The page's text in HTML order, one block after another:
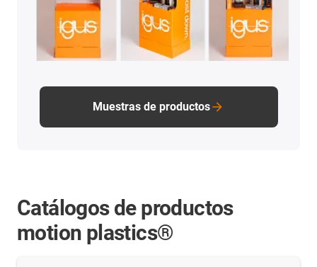
Muestras de productos
Catálogos de productos
motion plastics®